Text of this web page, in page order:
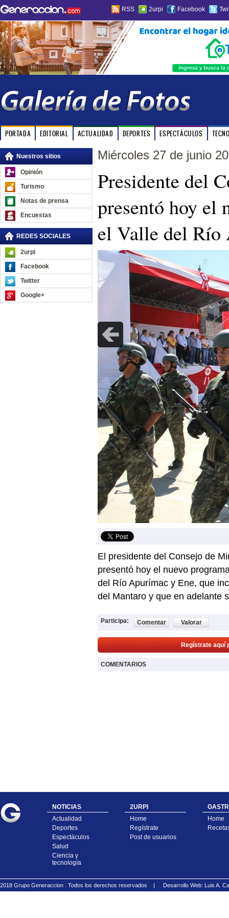
RSS 2urpi Facebook
PORTADA EDITORIAL ACTUALIDAD DEPORTES ESPECTÁCULOS
Nuestros sitios
Opinión
Turismo
Notas de prensa
Encuestas
REDES SOCIALES
2urpi
Facebook
Twitter
Google+
Miércoles 27 de junio
Presidente del
presentó hoy el
el Valle del Río
El presidente del Consejo de
presentó hoy el nuevo
del Río Apurímac y Ene, que
del Mantaro y que en adelante
Participa: Comentar Valorar
Regístrate aquí
COMENTARIOS
NOTICIAS
Actualidad
Deportes
Espectáculos
Salud
Ciencia y
tecnología
2URPI
Home
Regístrate
Post de usuarios
Home
2018 Grupo Generaccion . Todos los derechos reservados | Desarrollo Web: Luis